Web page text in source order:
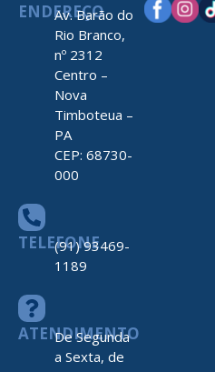
ENDEREÇO
Av. Barão do
Rio Branco,
nº 2312
Centro –
Nova
Timboteua –
PA
CEP: 68730-
000
TELEFONE
(91) 93469-
1189
ATENDIMENTO
De Segunda
a Sexta, de